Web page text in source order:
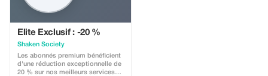
par personne : 5 500 Rands
Elite Exclusif : -20 %
Shaken Society
Les abonnés premium bénéficient
d'une réduction exceptionnelle de
20 % sur nos meilleurs services